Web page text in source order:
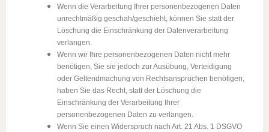
Wenn die Verarbeitung Ihrer personenbezogenen Daten
unrechtmäßig geschah/geschieht, können Sie statt der
Löschung die Einschränkung der Datenverarbeitung
verlangen.
Wenn wir Ihre personenbezogenen Daten nicht mehr
benötigen, Sie sie jedoch zur Ausübung, Verteidigung
oder Geltendmachung von Rechtsansprüchen benötigen,
haben Sie das Recht, statt der Löschung die
Einschränkung der Verarbeitung Ihrer
personenbezogenen Daten zu verlangen.
Wenn Sie einen Widerspruch nach Art. 21 Abs. 1 DSGVO